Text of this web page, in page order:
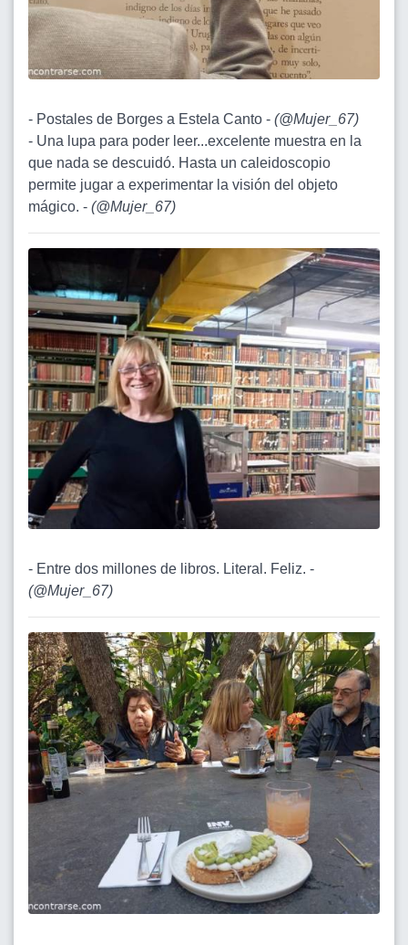
- Postales de Borges a Estela Canto - (@Mujer_67)
- Una lupa para poder leer...excelente muestra en la
que nada se descuidó. Hasta un caleidoscopio
permite jugar a experimentar la visión del objeto
mágico. - (@Mujer_67)
- Entre dos millones de libros. Literal. Feliz. -
(@Mujer_67)